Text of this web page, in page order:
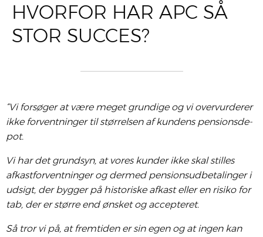
HVORFOR HAR APC SÅ
STOR SUCCES?
“Vi for­sø­ger at være meget grun­di­ge og vi over­vur­de­rer
ikke for­vent­nin­ger til stør­rel­sen af kun­dens pen­sions­de­
pot.
Vi har det grund­syn, at vores kun­der ikke skal stil­les
afkast­for­vent­nin­ger og der­med pen­sions­ud­be­ta­lin­ger i
udsigt, der byg­ger på histo­ri­ske afkast eller en risi­ko for
tab, der er stør­re end ønsket og accep­te­ret.
Så tror vi på, at frem­ti­den er sin egen og at ingen kan